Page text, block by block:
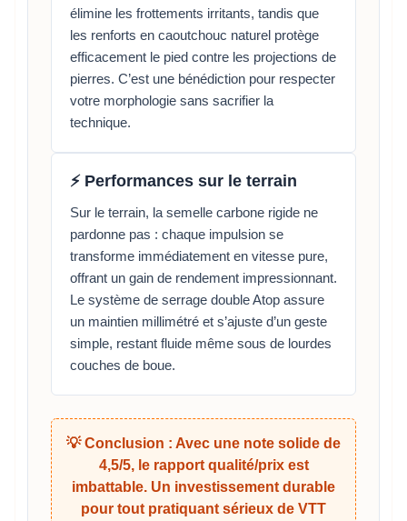
élimine les frottements irritants, tandis que
les renforts en caoutchouc naturel protège
efficacement le pied contre les projections de
pierres. C’est une bénédiction pour respecter
votre morphologie sans sacrifier la
technique.
⚡ Performances sur le terrain
Sur le terrain, la semelle carbone rigide ne
pardonne pas : chaque impulsion se
transforme immédiatement en vitesse pure,
offrant un gain de rendement impressionnant.
Le système de serrage double Atop assure
un maintien millimétré et s’ajuste d’un geste
simple, restant fluide même sous de lourdes
couches de boue.
💡 Conclusion : Avec une note solide de
4,5/5, le rapport qualité/prix est
imbattable. Un investissement durable
pour tout pratiquant sérieux de VTT